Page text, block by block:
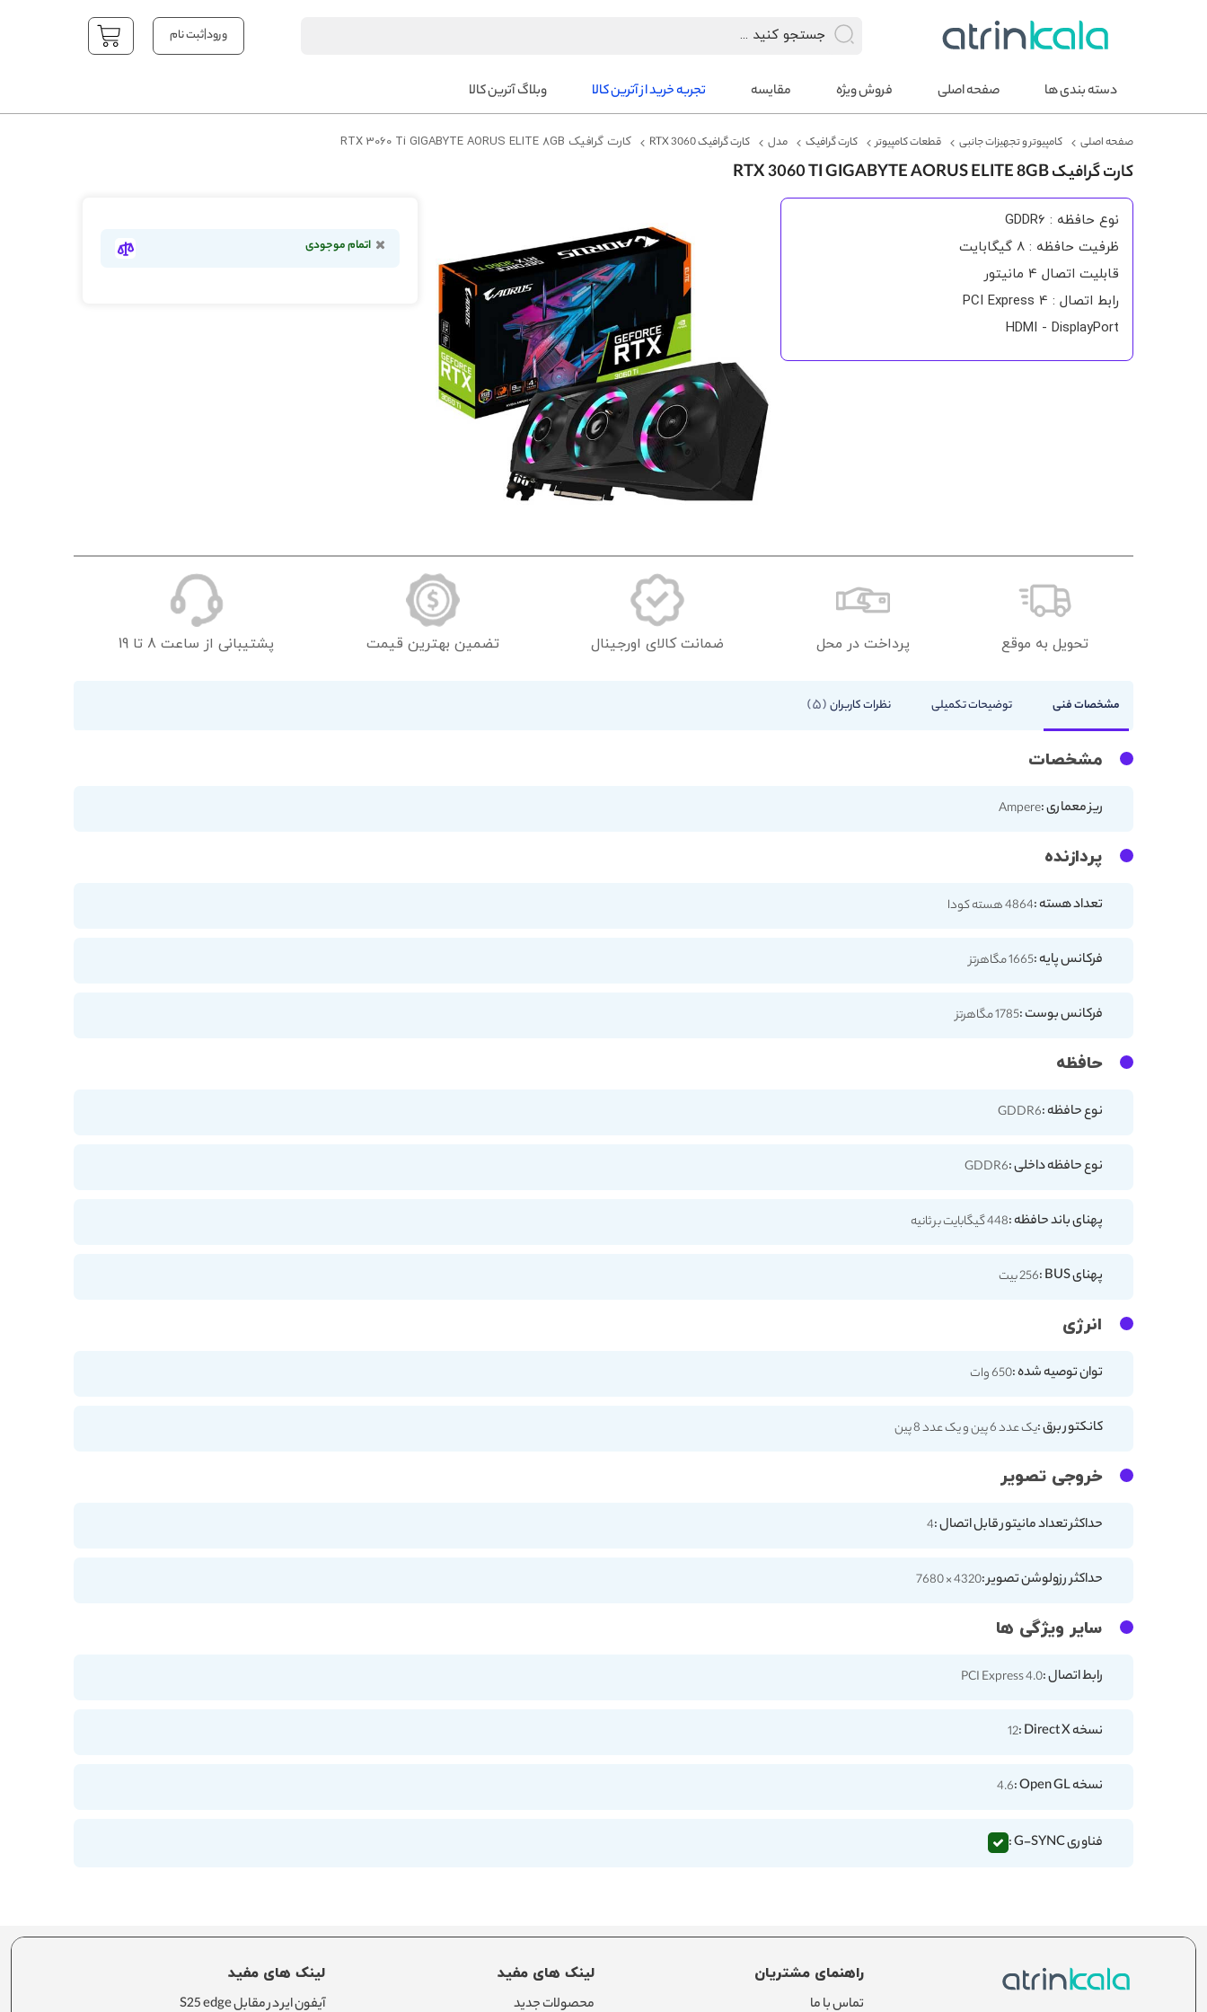
ورود|ثبت نام
YOUR CART
دسته بندی ها
صفحه اصلی فروش ویژه مقایسه تجربه خرید از آترین کالا وبلاگ آترین کالا
صفحه اصلی کامپیوتر و تجهیزات جانبی قطعات کامپیوتر کارت گرافیک مدل کارت گرافیک RTX 3060 کارت گرافیک RTX 3060 Ti GIGABYTE AORUS ELITE 8GB
کارت گرافیک RTX 3060 TI GIGABYTE AORUS ELITE 8GB
نوع حافظه : GDDR6
ظرفیت حافظه : 8 گیگابایت
قابلیت اتصال 4 مانیتور
رابط اتصال : PCI Express 4
HDMI - DisplayPort
به
اتمام موجودی
تحویل به موقع پرداخت در محل ضمانت کالای اورجینال تضمین بهترین قیمت پشتیبانی از ساعت 8 تا 19
مشخصات فنی توضیحات تکمیلی نظرات کاربران 5
مشخصات
ریز معماری :Ampere
پردازنده
تعداد هسته :4864 هسته کودا
فرکانس پایه :1665 مگاهرتز
فرکانس بوست :1785 مگاهرتز
حافظه
نوع حافظه :GDDR6
نوع حافظه داخلی :GDDR6
پهنای باند حافظه :448 گیگابایت بر ثانیه
پهنای BUS : 256 بیت
انرژی
توان توصیه شده :650 وات
کانکتور برق :یک عدد 6 پین و یک عدد 8 پین
خروجی تصویر
حداکثر تعداد مانیتور قابل اتصال :4
حداکثر رزولوشن تصویر :4320 × 7680
سایر ویژگی ها
رابط اتصال :PCI Express 4.0
نسخه Direct X : 12
نسخه Open GL : 4.6
فناوری G-SYNC :
راهنمای مشتریان
تماس با ما
لینک های مفید
محصولات جدید
لینک های مفید
آیفون ایر در مقابل S25 edge